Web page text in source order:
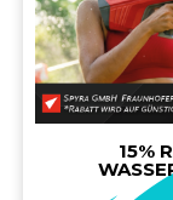
15%